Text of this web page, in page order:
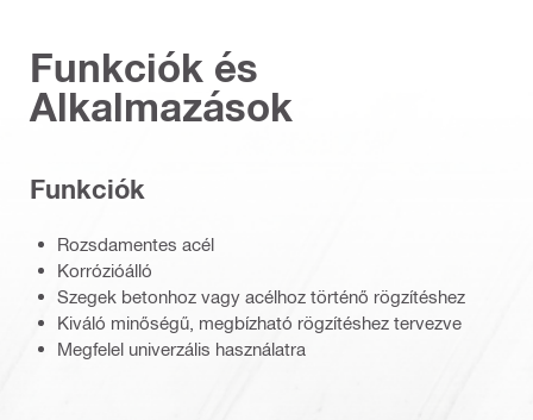
Funkciók és
Alkalmazások
Funkciók
Rozsdamentes acél
Korrózióálló
Szegek betonhoz vagy acélhoz történő rögzítéshez
Kiváló minőségű, megbízható rögzítéshez tervezve
Megfelel univerzális használatra